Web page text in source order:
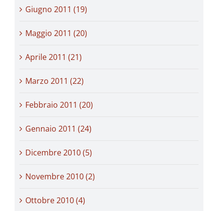
Giugno 2011 (19)
Maggio 2011 (20)
Aprile 2011 (21)
Marzo 2011 (22)
Febbraio 2011 (20)
Gennaio 2011 (24)
Dicembre 2010 (5)
Novembre 2010 (2)
Ottobre 2010 (4)